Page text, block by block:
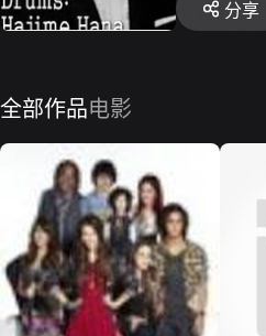
分享
全部作品电影